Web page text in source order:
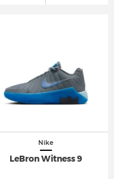
Nike
LeBron Witness 9